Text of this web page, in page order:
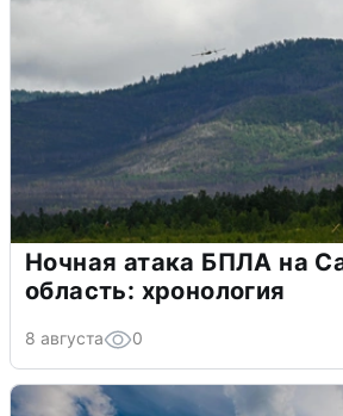
Ночная атака БПЛА на
область: хронология
8 августа 0